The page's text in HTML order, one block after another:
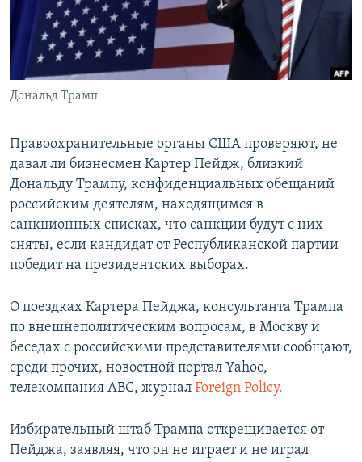
ПОБЕДИТЕЛЕЙ НЕ СУДЯТ?
КРЫМ.НЕПОКОРЕННЫЙ
ELIFBE
УКРАИНСКАЯ ПРОБЛЕМА КРЫМА
ПРИСОЕДИНЯЙТЕСЬ!
Дональд Трамп
Правоохранительные органы США проверяют, не
давал ли бизнесмен Картер Пейдж, близкий
Дональду Трампу, конфиденциальных обещаний
российским деятелям, находящимся в
санкционных списках, что санкции будут с них
сняты, если кандидат от Республиканской партии
победит на президентских выборах.
О поездках Картера Пейджа, консультанта Трампа
по внешнеполитическим вопросам, в Москву и
беседах с российскими представителями сообщают,
среди прочих, новостной портал Yahoo,
телекомпания ABC, журнал Foreign Policy.
Избирательный штаб Трампа открещивается от
Пейджа, заявляя, что он не играет и не играл